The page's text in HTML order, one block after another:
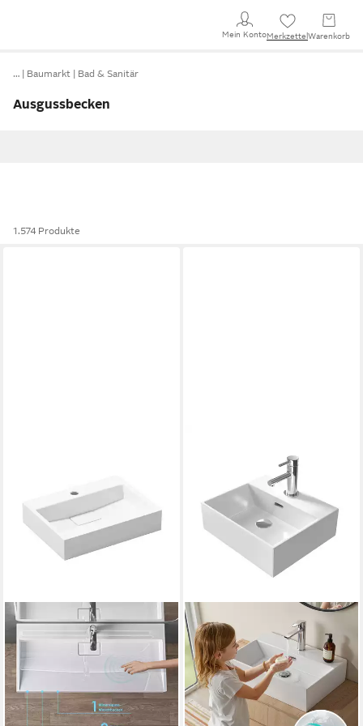
Mein KontoMerkzettel Warenkorb
… Baumarkt Bad & Sanitär
Ausgussbecken
1.574 Produkte